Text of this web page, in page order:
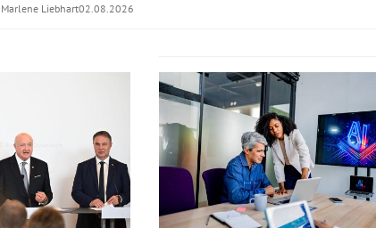
Marlene Liebhart02.08.2026